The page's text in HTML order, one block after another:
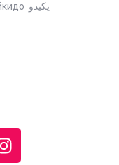
합기도 Aikido 合氣道 एकिडो айкидо يكيدو